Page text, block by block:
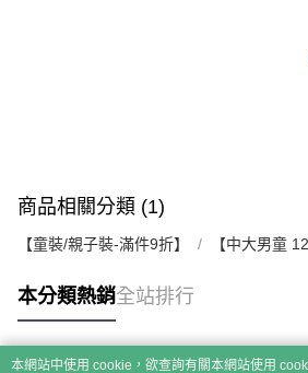
商品相關分類 (1)
【童裝/親子裝-滿件9折】 【中大男童
本分類熱銷全站排行
本網站中使用 cookie，欲查詢有關本網站使用